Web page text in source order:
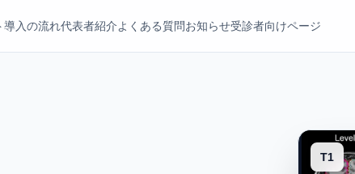
導入の流れ代表者紹介よくある質問お知らせ受診者向けページ
T1